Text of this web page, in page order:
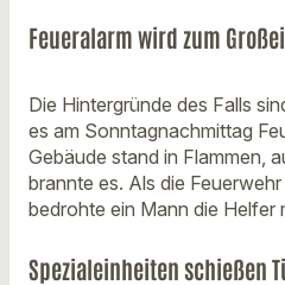
Feueralarm wird zum
Die Hintergründe des Falls
es am Sonntagnachmittag
Gebäude stand in Flammen,
brannte es. Als die
bedrohte ein Mann die Helfer
Spezialeinheiten schießen